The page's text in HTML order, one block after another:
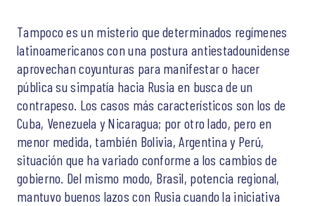
Tampoco es un misterio que determinados regímenes
latinoamericanos con una postura antiestadounidense
aprovechan coyunturas para manifestar o hacer
pública su simpatía hacia Rusia en busca de un
contrapeso. Los casos más característicos son los de
Cuba, Venezuela y Nicaragua; por otro lado, pero en
menor medida, también Bolivia, Argentina y Perú,
situación que ha variado conforme a los cambios de
gobierno. Del mismo modo, Brasil, potencia regional,
mantuvo buenos lazos con Rusia cuando la iniciativa